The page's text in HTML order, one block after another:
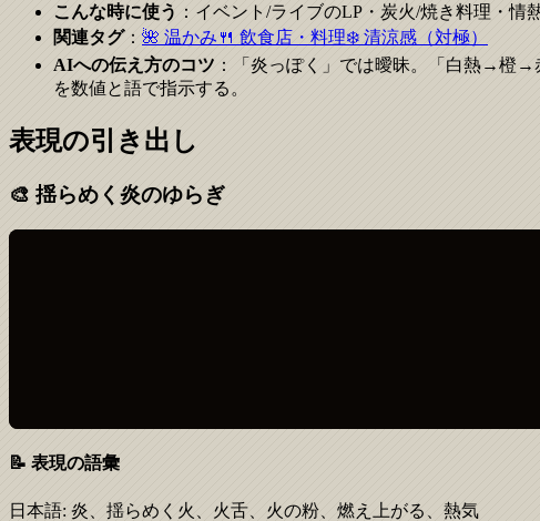
こんな時に使う ：イベント/ライブのLP・炭火/焼き料理・
関連タグ： 🌺 温かみ 🍴 飲食店・料理❄️ 清涼感（対極）
AIへの伝え方のコツ ：「炎っぽく」では曖昧。「白熱→橙
を数値と語で指示する。
表現の引き出し
🎨 揺らめく炎のゆらぎ
📝 表現の語彙
日本語: 炎、揺らめく火、火舌、火の粉、燃え上がる、熱気